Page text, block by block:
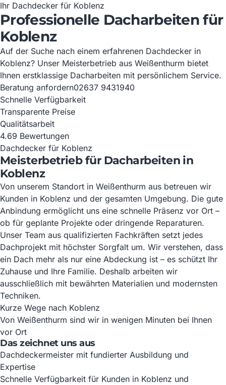
Ihr Dachdecker für Koblenz
Professionelle Dacharbeiten für
Koblenz
Auf der Suche nach einem erfahrenen Dachdecker in
Koblenz? Unser Meisterbetrieb aus Weißenthurm bietet
Ihnen erstklassige Dacharbeiten mit persönlichem Service.
Beratung anfordern02637 9431940
Schnelle Verfügbarkeit
Transparente Preise
Qualitätsarbeit
4.69 Bewertungen
Dachdecker für Koblenz
Meisterbetrieb für Dacharbeiten in
Koblenz
Von unserem Standort in Weißenthurm aus betreuen wir
Kunden in Koblenz und der gesamten Umgebung. Die gute
Anbindung ermöglicht uns eine schnelle Präsenz vor Ort –
ob für geplante Projekte oder dringende Reparaturen.
Unser Team aus qualifizierten Fachkräften setzt jedes
Dachprojekt mit höchster Sorgfalt um. Wir verstehen, dass
ein Dach mehr als nur eine Abdeckung ist – es schützt Ihr
Zuhause und Ihre Familie. Deshalb arbeiten wir
ausschließlich mit bewährten Materialien und modernsten
Techniken.
Kurze Wege nach Koblenz
Von Weißenthurm sind wir in wenigen Minuten bei Ihnen
vor Ort
Das zeichnet uns aus
Dachdeckermeister mit fundierter Ausbildung und
Expertise
Schnelle Verfügbarkeit für Kunden in Koblenz und